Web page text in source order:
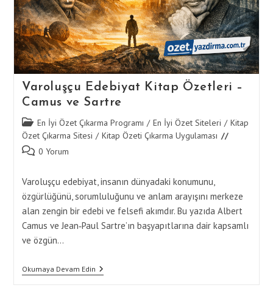
Varoluşçu Edebiyat Kitap Özetleri –
Camus ve Sartre
Post
category:
En İyi Özet Çıkarma Programı / En İyi Özet Siteleri / Kitap
Özet Çıkarma Sitesi / Kitap Özeti Çıkarma Uygulaması
Post 0 Yorum
Varoluşçu edebiyat, insanın dünyadaki konumunu,
özgürlüğünü, sorumluluğunu ve anlam arayışını merkeze
alan zengin bir edebi ve felsefi akımdır. Bu yazıda Albert
Camus ve Jean‑Paul Sartre’ın başyapıtlarına dair kapsamlı
ve özgün…
Okumaya Devam EdinVaroluşçu